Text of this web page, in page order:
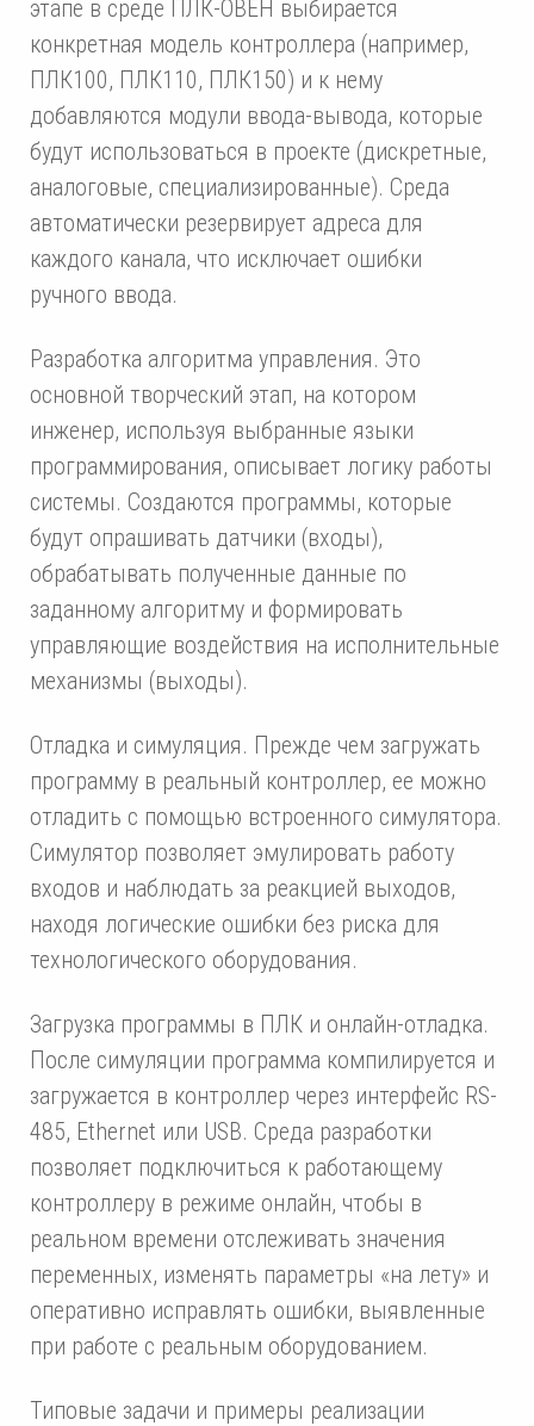
этапе в среде ПЛК-ОВЕН выбирается
конкретная модель контроллера (например,
ПЛК100, ПЛК110, ПЛК150) и к нему
добавляются модули ввода-вывода, которые
будут использоваться в проекте (дискретные,
аналоговые, специализированные). Среда
автоматически резервирует адреса для
каждого канала, что исключает ошибки
ручного ввода.
Разработка алгоритма управления. Это
основной творческий этап, на котором
инженер, используя выбранные языки
программирования, описывает логику работы
системы. Создаются программы, которые
будут опрашивать датчики (входы),
обрабатывать полученные данные по
заданному алгоритму и формировать
управляющие воздействия на исполнительные
механизмы (выходы).
Отладка и симуляция. Прежде чем загружать
программу в реальный контроллер, ее можно
отладить с помощью встроенного симулятора.
Симулятор позволяет эмулировать работу
входов и наблюдать за реакцией выходов,
находя логические ошибки без риска для
технологического оборудования.
Загрузка программы в ПЛК и онлайн-отладка.
После симуляции программа компилируется и
загружается в контроллер через интерфейс RS-
485, Ethernet или USB. Среда разработки
позволяет подключиться к работающему
контроллеру в режиме онлайн, чтобы в
реальном времени отслеживать значения
переменных, изменять параметры «на лету» и
оперативно исправлять ошибки, выявленные
при работе с реальным оборудованием.
Типовые задачи и примеры реализации